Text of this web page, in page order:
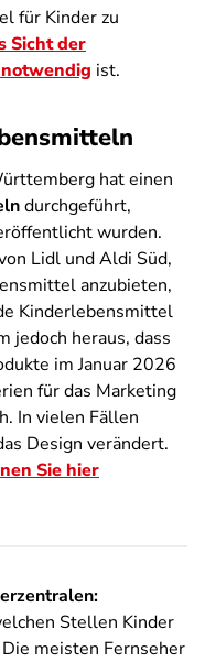
für Kinder zu
Sicht der
ist.
hat einen
durchgeführt,
wurden.
Lidl und Aldi Süd,
anzubieten,
Kinderlebensmittel
jedoch heraus, dass
im Januar 2026
für das Marketing
In vielen Fällen
Design verändert.
Sie hier
Stellen Kinder
meisten Fernseher